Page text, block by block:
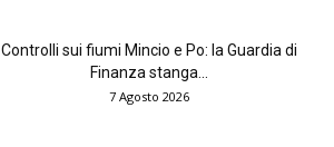
Controlli sui fiumi Mincio e Po: la Guardia di
Finanza stanga...
7 Agosto 2026